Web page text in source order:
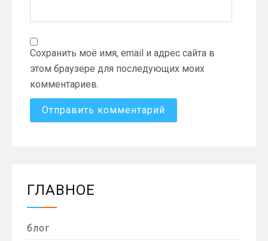
Сохранить моё имя, email и адрес сайта в
этом браузере для последующих моих
комментариев.
ГЛАВНОЕ
блог